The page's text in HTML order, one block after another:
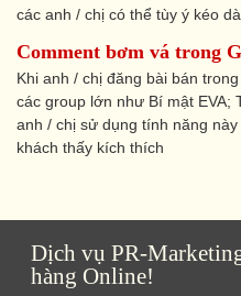
các anh / chị có thể tùy ý kéo
Comment bơm vá trong
Khi anh / chị đăng bài bán
các group lớn như Bí mật EVA;
anh / chị sử dụng tính năng
khách thấy kích thích
Dịch vụ PR-
hàng Online!